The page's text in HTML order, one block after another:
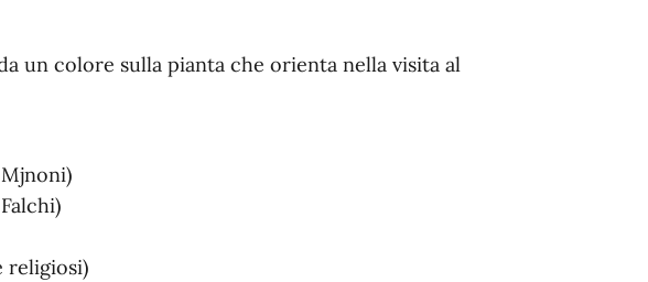
un colore sulla pianta che orienta nella visita al
religiosi)